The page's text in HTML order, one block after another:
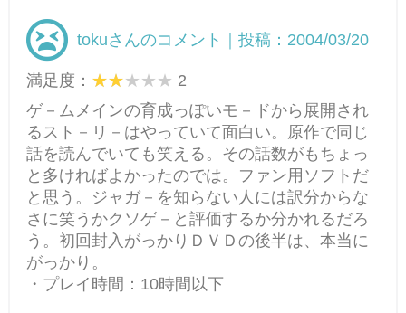
tokuさんのコメント｜投稿：2004/03/20
満足度：
2
ゲ－ムメインの育成っぽいモ－ドから展開され
るスト－リ－はやっていて面白い。原作で同じ
話を読んでいても笑える。その話数がもちょっ
と多ければよかったのでは。ファン用ソフトだ
と思う。ジャガ－を知らない人には訳分からな
さに笑うかクソゲ－と評価するか分かれるだろ
う。初回封入がっかりＤＶＤの後半は、本当に
がっかり。
・プレイ時間：10時間以下